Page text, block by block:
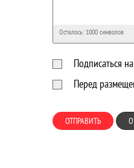
Осталось: 1000 символов
Подписаться
Перед
ОТПРАВИТЬ